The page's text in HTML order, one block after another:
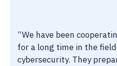
“We have been
for a long time in the field
cybersecurity. They